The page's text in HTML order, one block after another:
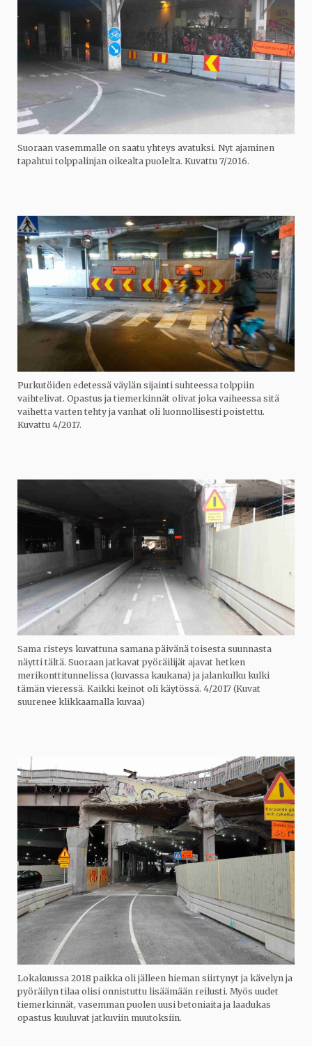
Suoraan vasemmalle on saatu yhteys avatuksi. Nyt ajaminen
tapahtui tolppalinjan oikealta puolelta. Kuvattu 7/2016.
Purkutöiden edetessä väylän sijainti suhteessa tolppiin
vaihtelivat. Opastus ja tiemerkinnät olivat joka vaiheessa sitä
vaihetta varten tehty ja vanhat oli luonnollisesti poistettu.
Kuvattu 4/2017.
Sama risteys kuvattuna samana päivänä toisesta suunnasta
näytti tältä. Suoraan jatkavat pyöräilijät ajavat hetken
merikonttitunnelissa (kuvassa kaukana) ja jalankulku kulki
tämän vieressä. Kaikki keinot oli käytössä. 4/2017 (Kuvat
suurenee klikkaamalla kuvaa)
Lokakuussa 2018 paikka oli jälleen hieman siirtynyt ja kävelyn ja
pyöräilyn tilaa olisi onnistuttu lisäämään reilusti. Myös uudet
tiemerkinnät, vasemman puolen uusi betoniaita ja laadukas
opastus kuuluvat jatkuviin muutoksiin.